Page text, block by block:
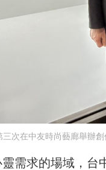
次在中友時尚藝廊舉辦
需求的場域，台